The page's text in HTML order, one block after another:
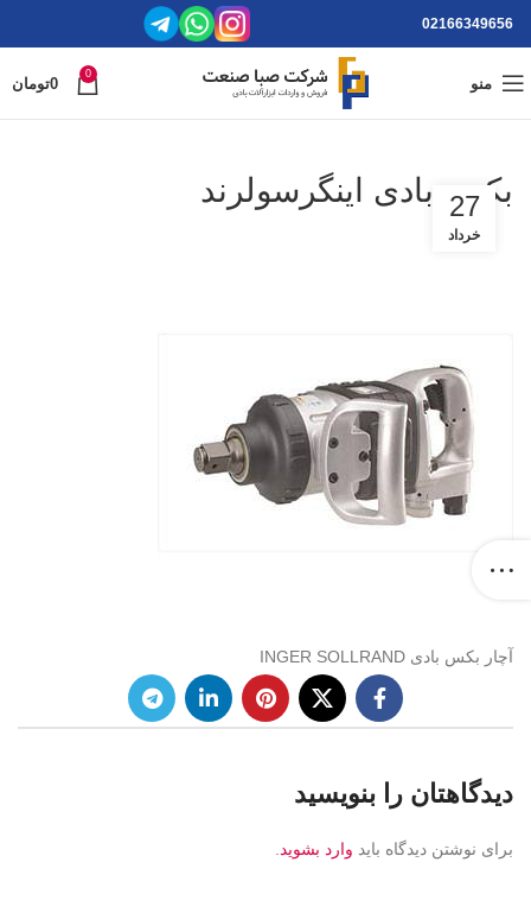
02166349656
منو
0
0تومان
بکس بادی اینگرسولرند
27
خرداد
آچار بکس بادی INGER SOLLRAND
دیدگاهتان را بنویسید
برای نوشتن دیدگاه باید وارد بشوید